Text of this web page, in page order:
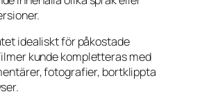
idealiskt för påkostade
kunde kompletteras med
fotografier, bortklippta